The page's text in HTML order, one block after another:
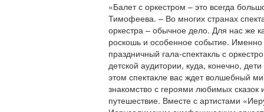
«Балет с оркестром – это всегда
Тимофеева. – Во многих странах
оркестра – обычное дело. Для нас же
роскошь и особенное событие.
праздничный гала-спектакль с
детской аудитории, куда, конечно,
этом спектакле вас ждет волшебный
знакомство с героями любимых сказок
путешествие. Вместе с артистами